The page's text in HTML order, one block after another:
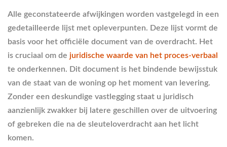
Alle geconstateerde afwijkingen worden vastgelegd in een
gedetailleerde lijst met opleverpunten. Deze lijst vormt de
basis voor het officiële document van de overdracht. Het
is cruciaal om de juridische waarde van het proces-verbaal
te onderkennen. Dit document is het bindende bewijsstuk
van de staat van de woning op het moment van levering.
Zonder een deskundige vastlegging staat u juridisch
aanzienlijk zwakker bij latere geschillen over de uitvoering
of gebreken die na de sleuteloverdracht aan het licht
komen.